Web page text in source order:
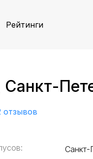
Рейтинги
отзывов
Санкт-